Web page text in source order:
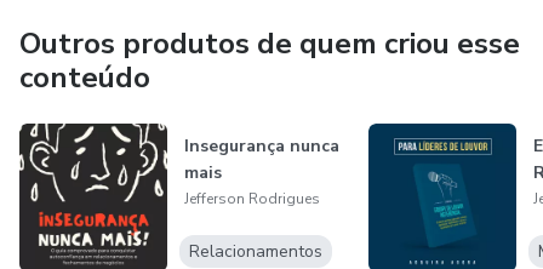
Outros produtos de quem criou esse
conteúdo
Insegurança nunca
mais
Jefferson Rodrigues
Relacionamentos